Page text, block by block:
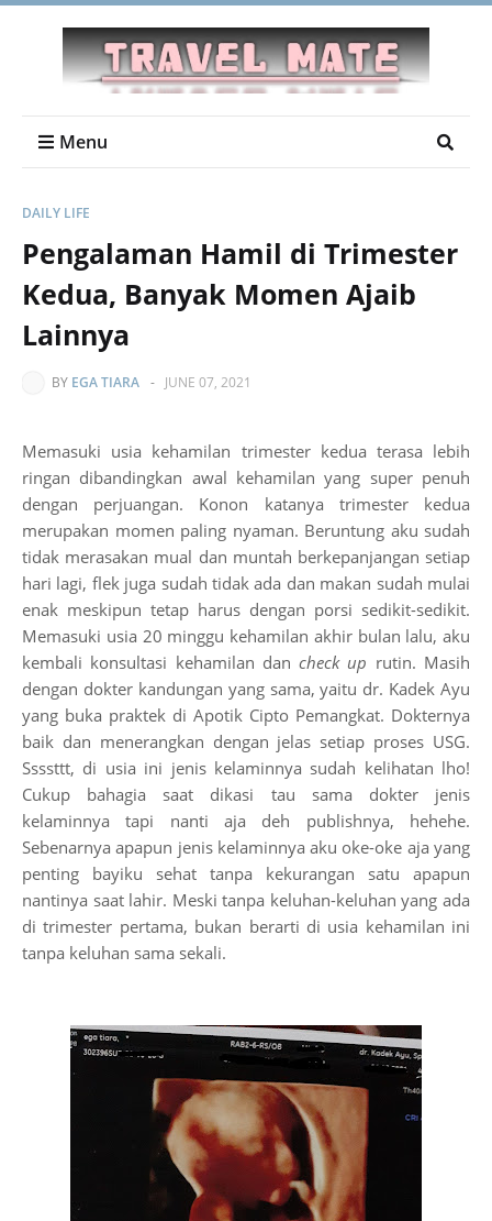
Menu
DAILY LIFE
Pengalaman Hamil di Trimester
Kedua, Banyak Momen Ajaib
Lainnya
BY EGA TIARA - JUNE 07, 2021
Memasuki usia kehamilan trimester kedua terasa lebih
ringan dibandingkan awal kehamilan yang super penuh
dengan perjuangan. Konon katanya trimester kedua
merupakan momen paling nyaman. Beruntung aku sudah
tidak merasakan mual dan muntah berkepanjangan setiap
hari lagi, flek juga sudah tidak ada dan makan sudah mulai
enak meskipun tetap harus dengan porsi sedikit-sedikit.
Memasuki usia 20 minggu kehamilan akhir bulan lalu, aku
kembali konsultasi kehamilan dancheck up rutin. Masih
dengan dokter kandungan yang sama, yaitu dr. Kadek Ayu
yang buka praktek di Apotik Cipto Pemangkat. Dokternya
baik dan menerangkan dengan jelas setiap proses USG.
Ssssttt, di usia ini jenis kelaminnya sudah kelihatan lho!
Cukup bahagia saat dikasi tau sama dokter jenis
kelaminnya tapi nanti aja deh publishnya, hehehe.
Sebenarnya apapun jenis kelaminnya aku oke-oke aja yang
penting bayiku sehat tanpa kekurangan satu apapun
nantinya saat lahir. Meski tanpa keluhan-keluhan yang ada
di trimester pertama, bukan berarti di usia kehamilan ini
tanpa keluhan sama sekali.